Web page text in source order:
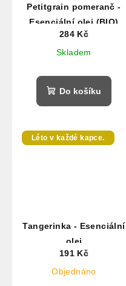
Petitgrain pomeranč -
Esenciální olej (BIO)
284 Kč
Skladem
Do košíku
Léto v každé kapce.
Tangerinka - Esenciální
olej
191 Kč
Objednáno